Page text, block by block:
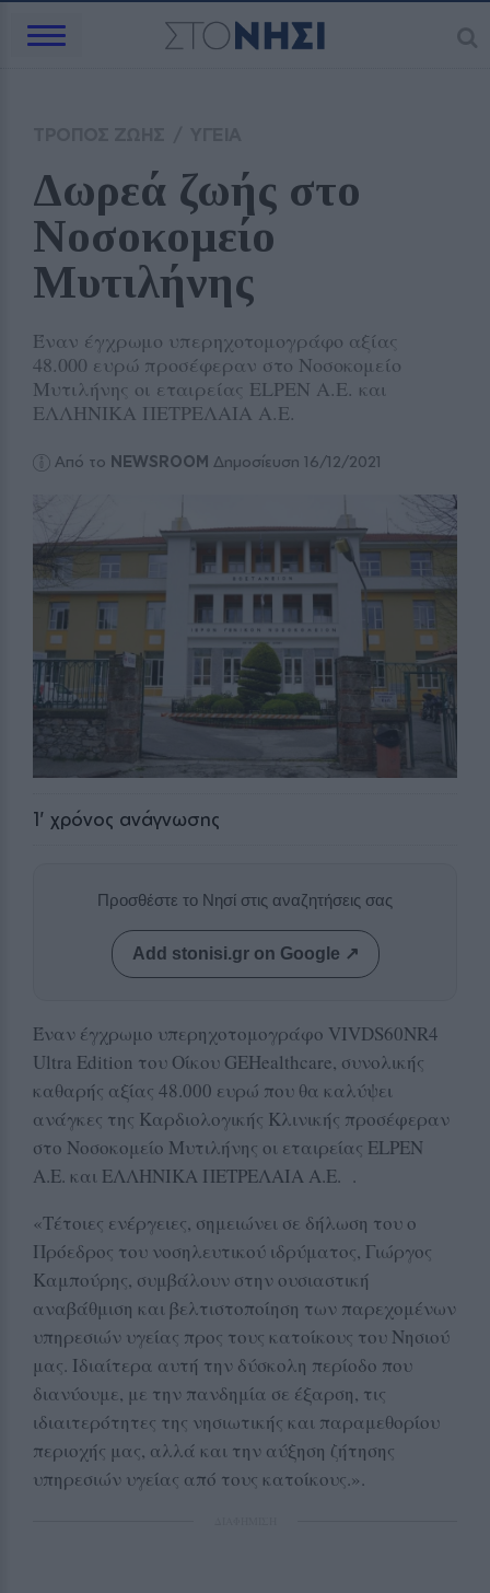
Δωρεά ζωής στο
Νοσοκομείο
Μυτιλήνης
Έναν έγχρωμο υπερηχοτομογράφο αξίας
48.000 ευρώ προσέφεραν στο Νοσοκομείο
Μυτιλήνης οι εταιρείας ELPEN A.E. και
ΕΛΛΗΝΙΚΑ ΠΕΤΡΕΛΑΙΑ Α.Ε.
Από το NEWSROOM Δημοσίευση 16/12/2021
1' χρόνος ανάγνωσης
Προσθέστε το Νησί στις αναζητήσεις σας
Add stonisi.gr on Google ↗
Έναν έγχρωμο υπερηχοτομογράφο VIVDS60NR4
Ultra Edition του Οίκου GEHealthcare, συνολικής
καθαρής αξίας 48.000 ευρώ που θα καλύψει
ανάγκες της Καρδιολογικής Κλινικής προσέφεραν
στο Νοσοκομείο Μυτιλήνης οι εταιρείας ELPEN
A.E. και ΕΛΛΗΝΙΚΑ ΠΕΤΡΕΛΑΙΑ Α.Ε. .
«Τέτοιες ενέργειες, σημειώνει σε δήλωση του ο
Πρόεδρος του νοσηλευτικού ιδρύματος, Γιώργος
Καμπούρης, συμβάλουν στην ουσιαστική
αναβάθμιση και βελτιστοποίηση των παρεχομένων
υπηρεσιών υγείας προς τους κατοίκους του Νησιού
μας. Ιδιαίτερα αυτή την δύσκολη περίοδο που
διανύουμε, με την πανδημία σε έξαρση, τις
ιδιαιτερότητες της νησιωτικής και παραμεθορίου
περιοχής μας, αλλά και την αύξηση ζήτησης
υπηρεσιών υγείας από τους κατοίκους.».